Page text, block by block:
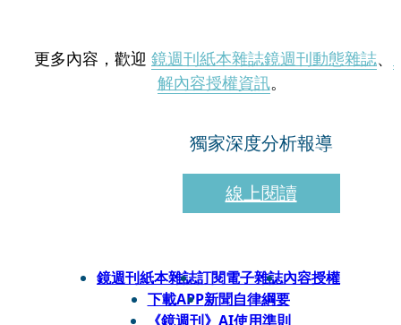
更多內容，歡迎 鏡週刊紙本雜誌鏡週刊動態雜誌、
解內容授權資訊。
獨家深度分析報導
線上閱讀
鏡週刊紙本雜誌訂閱電子雜誌內容授權
下載APP新聞自律綱要
《鏡週刊》AI使用準則